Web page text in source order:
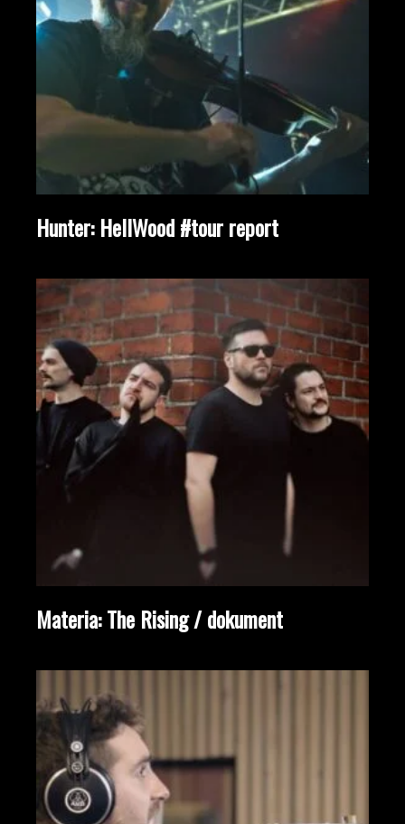
Hunter: HellWood #tour report
Materia: The Rising / dokument